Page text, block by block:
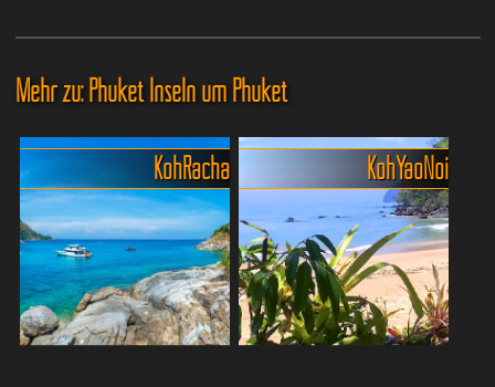
Mehr zu: Phuket Inseln um Phuket
Koh Racha Koh Yao Noi